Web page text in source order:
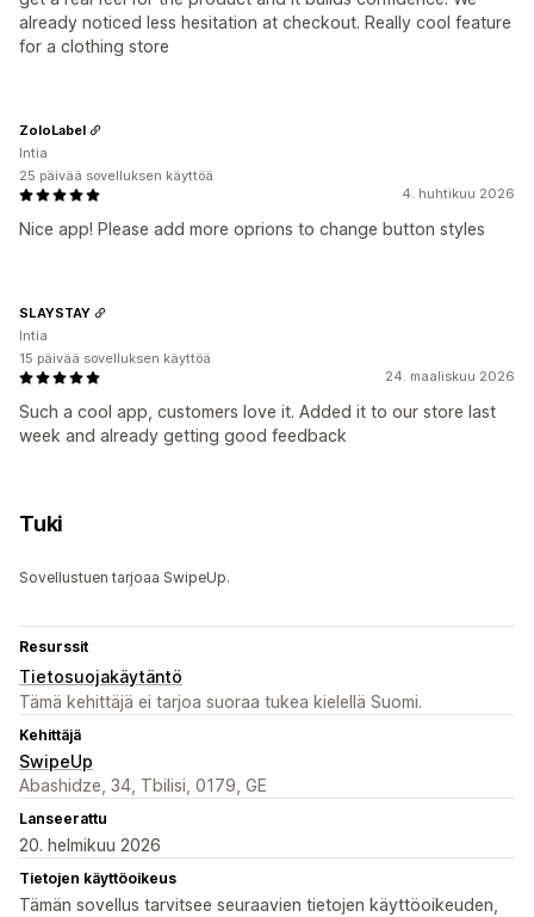
already noticed less hesitation at checkout. Really cool feature
for a clothing store
4. huhtikuu 2026
Nice app! Please add more oprions to change button styles
ZoloLabel
Intia
25 päivää sovelluksen käyttöä
24. maaliskuu 2026
Such a cool app, customers love it. Added it to our store last
week and already getting good feedback
SLAYSTAY
Intia
15 päivää sovelluksen käyttöä
Tuki
Sovellustuen tarjoaa SwipeUp.
Resurssit
Tietosuojakäytäntö
Tämä kehittäjä ei tarjoa suoraa tukea kielellä Suomi.
Kehittäjä
SwipeUp
Abashidze, 34, Tbilisi, 0179, GE
Lanseerattu
20. helmikuu 2026
Tietojen käyttöoikeus
Tämän sovellus tarvitsee seuraavien tietojen käyttöoikeuden,